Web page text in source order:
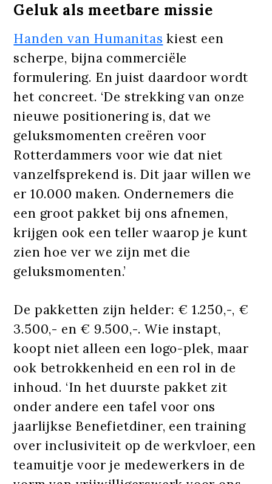
Geluk als meetbare missie
Handen van Humanitas kiest een
scherpe, bijna commerciële
formulering. En juist daardoor wordt
het concreet. ‘De strekking van onze
nieuwe positionering is, dat we
geluksmomenten creëren voor
Rotterdammers voor wie dat niet
vanzelfsprekend is. Dit jaar willen we
er 10.000 maken. Ondernemers die
een groot pakket bij ons afnemen,
krijgen ook een teller waarop je kunt
zien hoe ver we zijn met die
geluksmomenten.’
De pakketten zijn helder: € 1.250,-, €
3.500,- en € 9.500,-. Wie instapt,
koopt niet alleen een logo-plek, maar
ook betrokkenheid en een rol in de
inhoud. ‘In het duurste pakket zit
onder andere een tafel voor ons
jaarlijkse Benefietdiner, een training
over inclusiviteit op de werkvloer, een
teamuitje voor je medewerkers in de